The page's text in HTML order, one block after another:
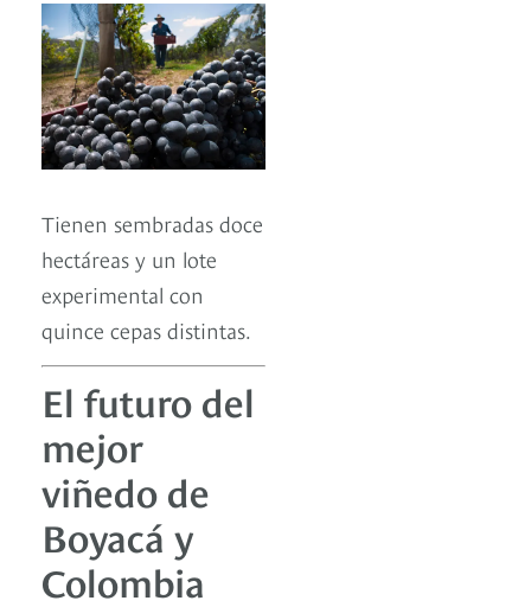
Tienen sembradas doce
hectáreas y un lote
experimental con
quince cepas distintas.
El futuro del
mejor
viñedo de
Boyacá y
Colombia